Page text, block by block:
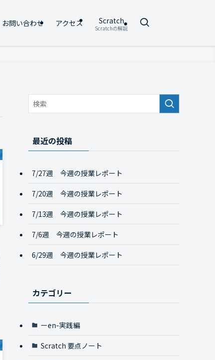
お問い合わせ アクセス Scratch
Scratchの解説
最近の投稿
7/27週 今週の授業レポート
7/20週 今週の授業レポート
7/13週 今週の授業レポート
7/6週 今週の授業レポート
6/29週 今週の授業レポート
カテゴリー
ーen-実践編
Scratch 要点ノート